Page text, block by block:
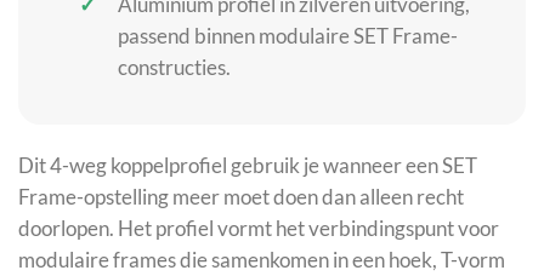
passend binnen modulaire SET Frame-
constructies.
Dit 4-weg koppelprofiel gebruik je wanneer een SET
Frame-opstelling meer moet doen dan alleen recht
doorlopen. Het profiel vormt het verbindingspunt voor
modulaire frames die samenkomen in een hoek, T-vorm